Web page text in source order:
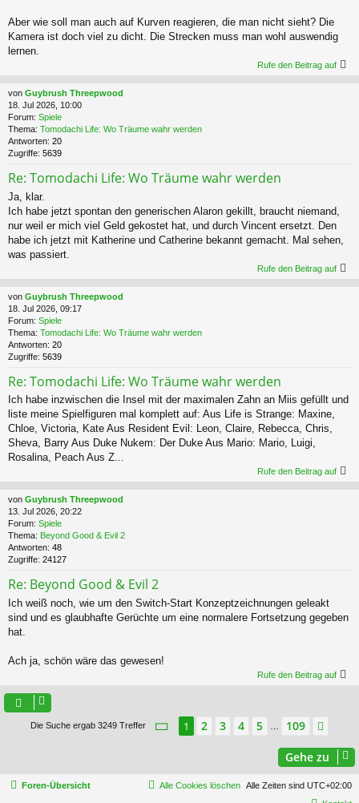
Aber wie soll man auch auf Kurven reagieren, die man nicht sieht? Die
Kamera ist doch viel zu dicht. Die Strecken muss man wohl auswendig
lernen.
Rufe den Beitrag auf
von Guybrush Threepwood
18. Jul 2026, 10:00
Forum: Spiele
Thema: Tomodachi Life: Wo Träume wahr werden
Antworten: 20
Zugriffe: 5639
Re: Tomodachi Life: Wo Träume wahr werden
Ja, klar.
Ich habe jetzt spontan den generischen Alaron gekillt, braucht niemand,
nur weil er mich viel Geld gekostet hat, und durch Vincent ersetzt. Den
habe ich jetzt mit Katherine und Catherine bekannt gemacht. Mal sehen,
was passiert.
Rufe den Beitrag auf
von Guybrush Threepwood
18. Jul 2026, 09:17
Forum: Spiele
Thema: Tomodachi Life: Wo Träume wahr werden
Antworten: 20
Zugriffe: 5639
Re: Tomodachi Life: Wo Träume wahr werden
Ich habe inzwischen die Insel mit der maximalen Zahn an Miis gefüllt und
liste meine Spielfiguren mal komplett auf: Aus Life is Strange: Maxine,
Chloe, Victoria, Kate Aus Resident Evil: Leon, Claire, Rebecca, Chris,
Sheva, Barry Aus Duke Nukem: Der Duke Aus Mario: Mario, Luigi,
Rosalina, Peach Aus Z...
Rufe den Beitrag auf
von Guybrush Threepwood
13. Jul 2026, 20:22
Forum: Spiele
Thema: Beyond Good & Evil 2
Antworten: 48
Zugriffe: 24127
Re: Beyond Good & Evil 2
Ich weiß noch, wie um den Switch-Start Konzeptzeichnungen geleakt
sind und es glaubhafte Gerüchte um eine normalere Fortsetzung gegeben
hat.
Ach ja, schön wäre das gewesen!
Rufe den Beitrag auf
Die Suche ergab 3249 Treffer Seite 1 von 109
1 2 3 4 5 109
Gehe zu
Foren-Übersicht Alle Zeiten sind UTC+02:00
Alle Cookies löschen